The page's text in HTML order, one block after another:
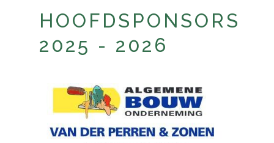
HOOFDSPONSORS
2025 - 2026